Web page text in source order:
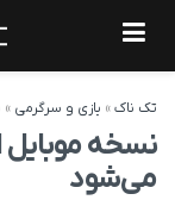
تک ناک» بازی و سرگرمی »
نسخه موبایل
می‌شود